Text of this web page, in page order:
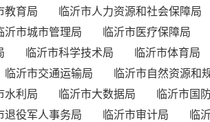
教育局 临沂市人力资源和社会保障局
沂市城市管理局 临沂市医疗保障局
临沂市科学技术局 临沂市体育局
临沂市交通运输局 临沂市自然资源和
水利局 临沂市大数据局 临沂市国
退役军人事务局 临沂市审计局 临